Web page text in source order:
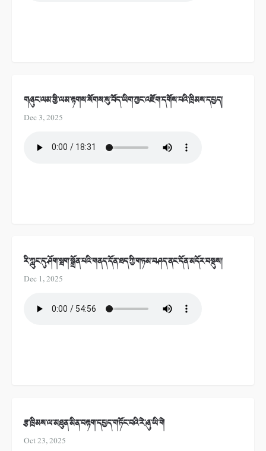
གཞུང་ལམ་གྱི་ལམ་རྟགས་སོགས་སུ་བོད་ཡིག་ཀྱང་འཇོག་དགོས་པའི་ཁྲིམས་དཔྱད།
Dec 3, 2025
རི་ཀླུང་དུ་ཤོག་སྦག་སྒྲོན་པའི་གནད་དོན་ཐད་ཀྱི་གཏམ་བཤད་ནང་དོན་མདོར་བསྡུས།
Dec 1, 2025
རྩ་ཁྲིམས་ལ་མཐུན་མིན་བརྟག་དཔྱད་གཏོང་བའི་རེ་ཞུ་ཡི་གེ
Oct 23, 2025